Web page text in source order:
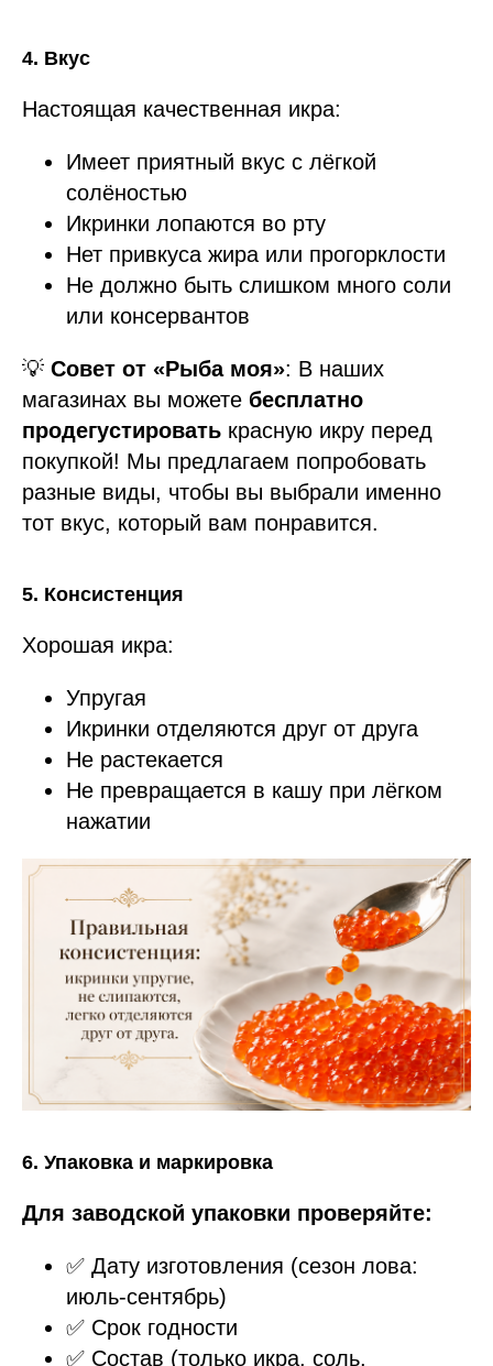
4. Вкус
Настоящая качественная икра:
Имеет приятный вкус с лёгкой
солёностью
Икринки лопаются во рту
Нет привкуса жира или прогорклости
Не должно быть слишком много соли
или консервантов
💡 Совет от «Рыба моя»: В наших
магазинах вы можете бесплатно
продегустировать красную икру перед
покупкой! Мы предлагаем попробовать
разные виды, чтобы вы выбрали именно
тот вкус, который вам понравится.
5. Консистенция
Хорошая икра:
Упругая
Икринки отделяются друг от друга
Не растекается
Не превращается в кашу при лёгком
нажатии
6. Упаковка и маркировка
Для заводской упаковки проверяйте:
✅ Дату изготовления (сезон лова:
июль-сентябрь)
✅ Срок годности
✅ Состав (только икра, соль,